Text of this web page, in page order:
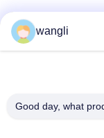
strumenti difficili
petrolio
collaudo del
wangli
Good day, what